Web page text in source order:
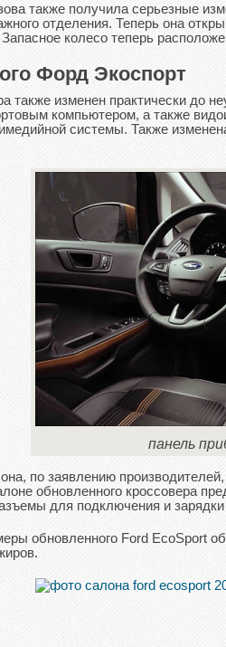
также получила серьезные
отделения. Теперь она
колесо теперь
Форд Экоспорт
также изменен практически до
компьютером, а также
системы. Также
панель
по заявлению
обновленного кроссовера
для подключения и
обновленного Ford EcoSport